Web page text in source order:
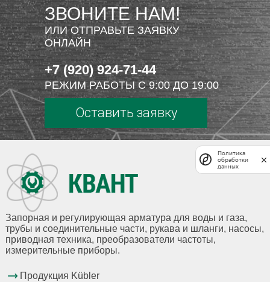
ЗВОНИТЕ НАМ!
ИЛИ ОТПРАВЬТЕ ЗАЯВКУ
ОНЛАЙН
+7 (920) 924-71-44
РЕЖИМ РАБОТЫ С 9:00 ДО 19:00
Оставить заявку
Запорная и регулирующая арматура для воды и газа,
трубы и соединительные части, рукава и шланги, насосы,
приводная техника, преобразователи частоты,
измерительные приборы.
Продукция Kübler
Политика
обработки
данных